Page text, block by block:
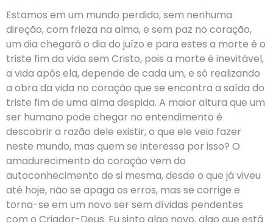
Estamos em um mundo perdido, sem nenhuma
direção, com frieza na alma, e sem paz no coração,
um dia chegará o dia do juízo e para estes a morte é o
triste fim da vida sem Cristo, pois a morte é inevitável,
a vida após ela, depende de cada um, e só realizando
a obra da vida no coração que se encontra a saída do
triste fim de uma alma despida. A maior altura que um
ser humano pode chegar no entendimento é
descobrir a razão dele existir, o que ele veio fazer
neste mundo, mas quem se interessa por isso? O
amadurecimento do coração vem do
autoconhecimento de si mesma, desde o que já viveu
até hoje, não se apaga os erros, mas se corrige e
torna-se em um novo ser sem dívidas pendentes